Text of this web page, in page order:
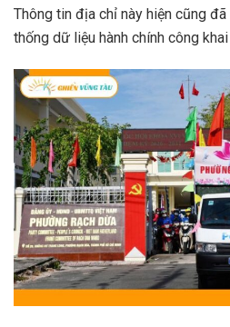
Thông tin địa chỉ này hiện cũng
thống dữ liệu hành chính công